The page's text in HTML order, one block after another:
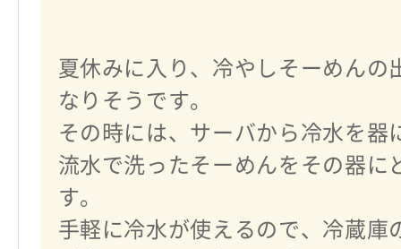
夏休みに入り、冷やしそーめんの
なりそうです。
その時には、サーバから冷水を器
流水で洗ったそーめんをその器に
す。
手軽に冷水が使えるので、冷蔵庫